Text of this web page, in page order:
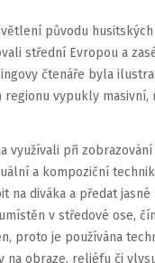
původu
střední Evropou a
čtenáře byla
vypukly masivní,
využívali při
a kompoziční
na diváka a předat
v středové ose,
proto je používána
na obraze, reliéfu či